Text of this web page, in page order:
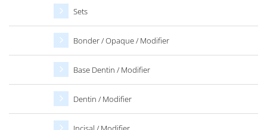
Sets
Bonder / Opaque / Modifier
Base Dentin / Modifier
Dentin / Modifier